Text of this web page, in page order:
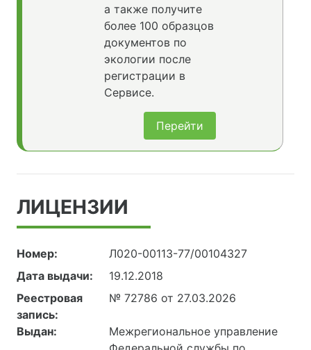
а также получите
более 100 образцов
документов по
экологии после
регистрации в
Сервисе.
Перейти
ЛИЦЕНЗИИ
Номер:
Л020-00113-77/00104327
Дата выдачи:
19.12.2018
Реестровая
запись:
№ 72786 от 27.03.2026
Выдан:
Межрегиональное управление